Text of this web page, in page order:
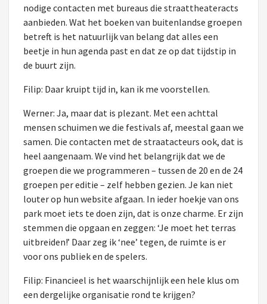
nodige contacten met bureaus die straattheateracts
aanbieden. Wat het boeken van buitenlandse groepen
betreft is het natuurlijk van belang dat alles een
beetje in hun agenda past en dat ze op dat tijdstip in
de buurt zijn.
Filip: Daar kruipt tijd in, kan ik me voorstellen.
Werner: Ja, maar dat is plezant. Met een achttal
mensen schuimen we die festivals af, meestal gaan we
samen. Die contacten met de straatacteurs ook, dat is
heel aangenaam. We vind het belangrijk dat we de
groepen die we programmeren – tussen de 20 en de 24
groepen per editie – zelf hebben gezien. Je kan niet
louter op hun website afgaan. In ieder hoekje van ons
park moet iets te doen zijn, dat is onze charme. Er zijn
stemmen die opgaan en zeggen: ‘Je moet het terras
uitbreiden!’ Daar zeg ik ‘nee’ tegen, de ruimte is er
voor ons publiek en de spelers.
Filip: Financieel is het waarschijnlijk een hele klus om
een dergelijke organisatie rond te krijgen?